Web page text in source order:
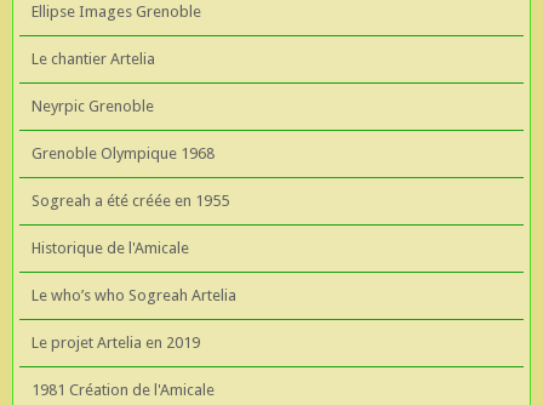
Ellipse Images Grenoble
Le chantier Artelia
Neyrpic Grenoble
Grenoble Olympique 1968
Sogreah a été créée en 1955
Historique de l'Amicale
Le who’s who Sogreah Artelia
Le projet Artelia en 2019
1981 Création de l'Amicale